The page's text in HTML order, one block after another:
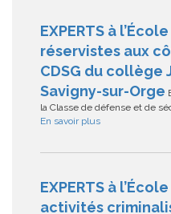
EXPERTS à
réservistes aux
CDSG du collège
Savigny-sur-Orge
la Classe de défense et de
En savoir plus
EXPERTS à
activités